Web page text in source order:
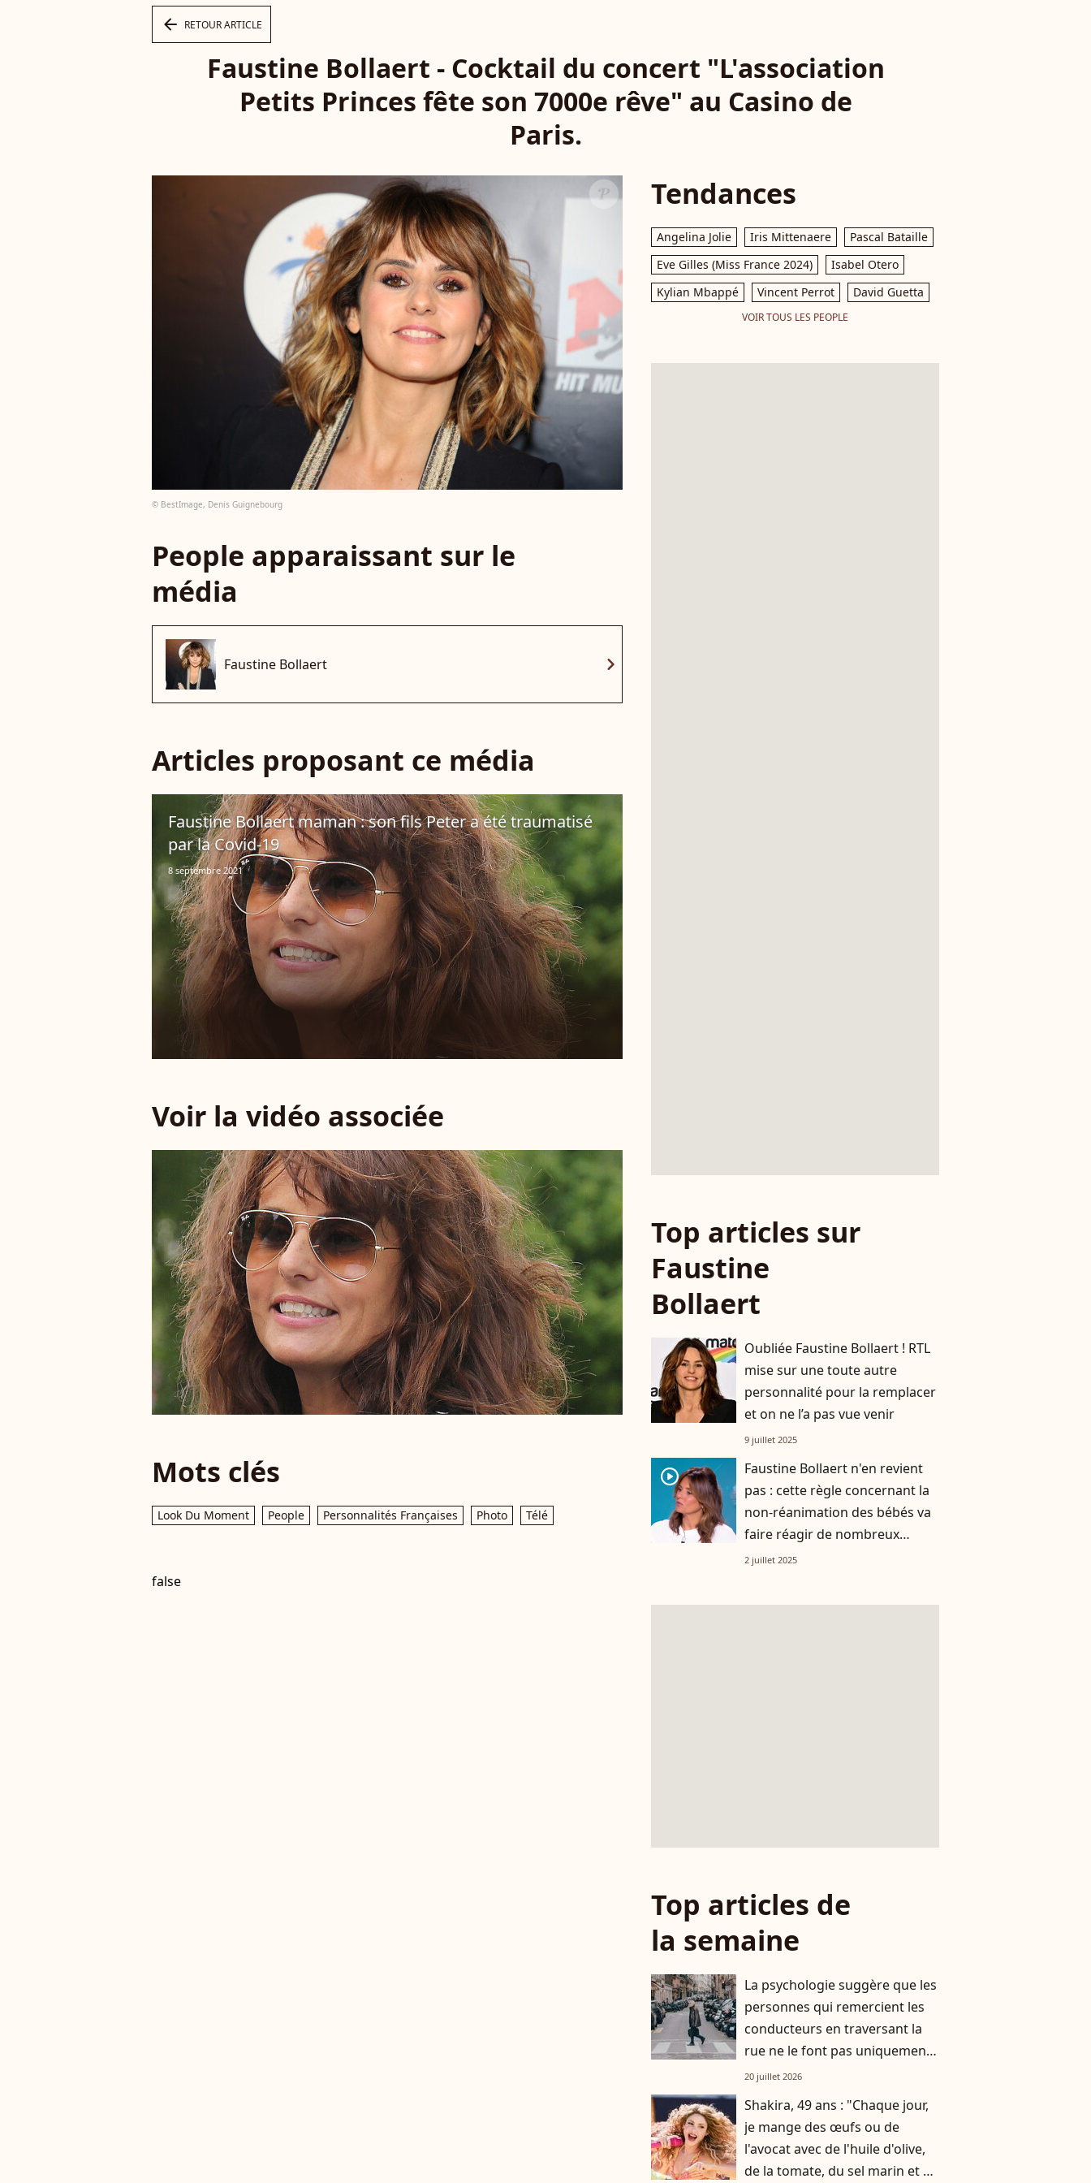
arrow_left RETOUR ARTICLE
Faustine Bollaert - Cocktail du concert "L'association
Petits Princes fête son 7000e rêve" au Casino de
Paris.
© BestImage, Denis Guignebourg
People apparaissant sur le
média
Faustine Bollaert chevron_right
Articles proposant ce média
Faustine Bollaert maman : son fils Peter a été traumatisé
par la Covid-19
8 septembre 2021
Voir la vidéo associée
Mots clés
Look Du Moment People Personnalités Françaises Photo Télé
false
Tendances
Angelina Jolie Iris Mittenaere
Pascal Bataille
Eve Gilles (Miss France 2024)
Isabel Otero
Kylian Mbappé
Vincent Perrot David Guetta
VOIR TOUS LES PEOPLE
Top articles sur
Faustine
Bollaert
Oubliée Faustine Bollaert ! RTL
mise sur une toute autre
personnalité pour la remplacer
et on ne l’a pas vue venir
9 juillet 2025
player2
Faustine Bollaert n'en revient
pas : cette règle concernant la
non-réanimation des bébés va
faire réagir de nombreux
parents !
2 juillet 2025
Top articles de
la semaine
La psychologie suggère que les
personnes qui remercient les
conducteurs en traversant la
rue ne le font pas uniquement
par gratitude
20 juillet 2026
Shakira, 49 ans : "Chaque jour,
je mange des œufs ou de
l'avocat avec de l'huile d'olive,
de la tomate, du sel marin et un